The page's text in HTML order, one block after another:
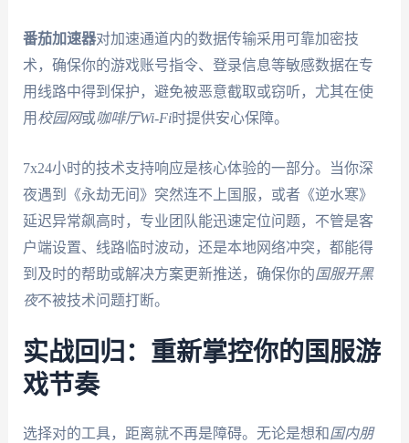
番茄加速器对加速通道内的数据传输采用可靠加密技
术，确保你的游戏账号指令、登录信息等敏感数据在专
用线路中得到保护，避免被恶意截取或窃听，尤其在使
用 校园网或咖啡厅Wi-Fi时提供安心保障。
7x24小时的技术支持响应是核心体验的一部分。当你深
夜遇到《永劫无间》突然连不上国服，或者《逆水寒》
延迟异常飙高时，专业团队能迅速定位问题，不管是客
户端设置、线路临时波动，还是本地网络冲突，都能得
到及时的帮助或解决方案更新推送，确保你的国服开黑
夜不被技术问题打断。
实战回归：重新掌控你的国服游
戏节奏
选择对的工具，距离就不再是障碍。无论是想和国内朋